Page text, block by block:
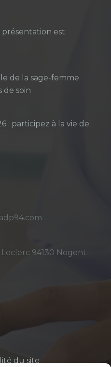
est
de la sage-femme
de soin
: participez à la vie de
94130 Nogent-
du site